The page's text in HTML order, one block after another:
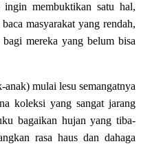
ingin membuktikan satu hal,
masyarakat yang rendah,
mereka yang belum bisa
mulai lesu semangatnya
koleksi yang sangat jarang
bagaikan hujan yang tiba-
rasa haus dan dahaga